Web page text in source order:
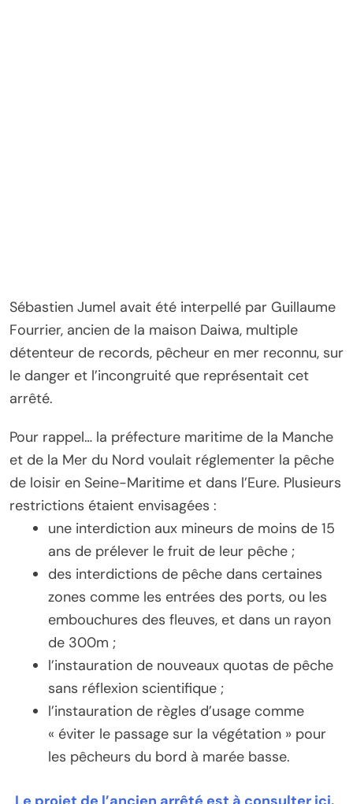
Sébastien Jumel avait été interpellé par Guillaume
Fourrier, ancien de la maison Daiwa, multiple
détenteur de records, pêcheur en mer reconnu, sur
le danger et l’incongruité que représentait cet
arrêté.
Pour rappel… la préfecture maritime de la Manche
et de la Mer du Nord voulait réglementer la pêche
de loisir en Seine-Maritime et dans l’Eure. Plusieurs
restrictions étaient envisagées :
une interdiction aux mineurs de moins de 15
ans de prélever le fruit de leur pêche ;
des interdictions de pêche dans certaines
zones comme les entrées des ports, ou les
embouchures des fleuves, et dans un rayon
de 300m ;
l’instauration de nouveaux quotas de pêche
sans réflexion scientifique ;
l’instauration de règles d’usage comme
« éviter le passage sur la végétation » pour
les pêcheurs du bord à marée basse.